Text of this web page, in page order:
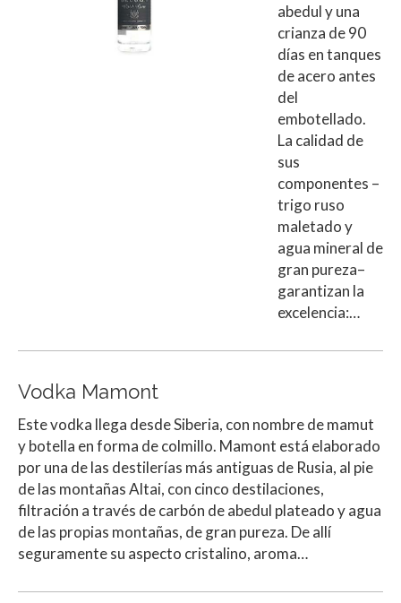
abedul y una
crianza de 90
días en tanques
de acero antes
del
embotellado.
La calidad de
sus
componentes –
trigo ruso
maletado y
agua mineral de
gran pureza–
garantizan la
excelencia:…
Vodka Mamont
Este vodka llega desde Siberia, con nombre de mamut
y botella en forma de colmillo. Mamont está elaborado
por una de las destilerías más antiguas de Rusia, al pie
de las montañas Altai, con cinco destilaciones,
filtración a través de carbón de abedul plateado y agua
de las propias montañas, de gran pureza. De allí
seguramente su aspecto cristalino, aroma…